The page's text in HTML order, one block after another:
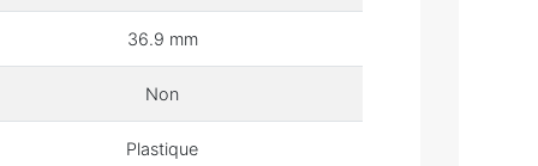
36.9 mm
Non
Plastique